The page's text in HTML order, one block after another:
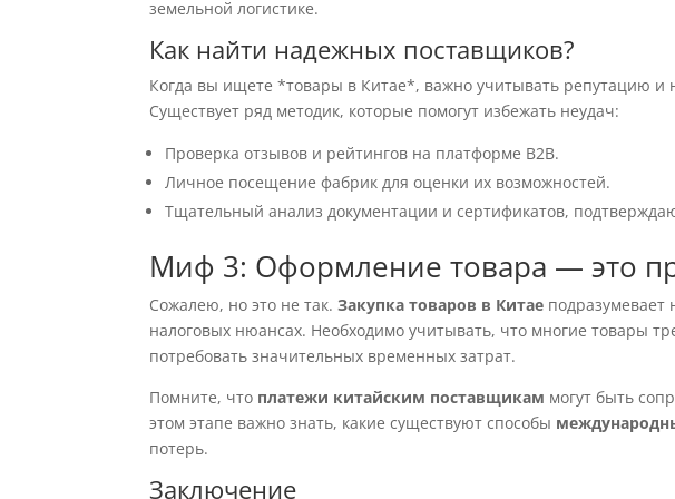
земельной логистике.
Как найти надежных поставщиков?
Когда вы ищете *товары в Китае*, важно учитывать репутацию и
Существует ряд методик, которые помогут избежать неудач:
Проверка отзывов и рейтингов на платформе B2B.
Личное посещение фабрик для оценки их возможностей.
Тщательный анализ документации и сертификатов,
Миф 3: Оформление товара — это
Сожалею, но это не так.Закупка товаров в Китае
налоговых нюансах. Необходимо учитывать, что многие товары
потребовать значительных временных затрат.
Помните, что платежи китайским поставщикам могут быть
этом этапе важно знать, какие существуют способы
потерь.
Заключение